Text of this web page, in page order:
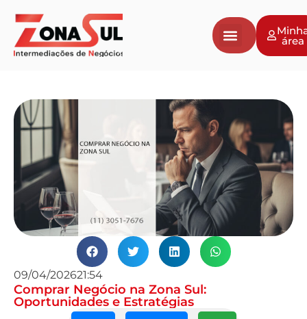
área
09/04/202621:54
Comprar Negócio na Zona Sul:
Oportunidades e Estratégias